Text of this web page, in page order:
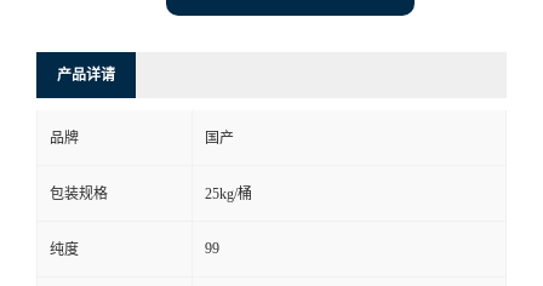
产品详请
品牌 国产
包装规格 25kg/桶
纯度 99